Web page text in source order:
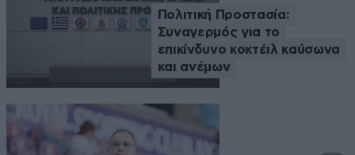
Πολιτική Προστασία:
Συναγερμός για το
επικίνδυνο κοκτέιλ καύσωνα
και ανέμων